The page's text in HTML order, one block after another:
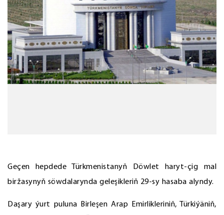
Geçen hepdede Türkmenistanyň Döwlet haryt-çig mal
biržasynyň söwdalarynda geleşikleriň 29-sy hasaba alyndy.
Daşary ýurt puluna Birleşen Arap Emirlikleriniň, Türkiýäniň,